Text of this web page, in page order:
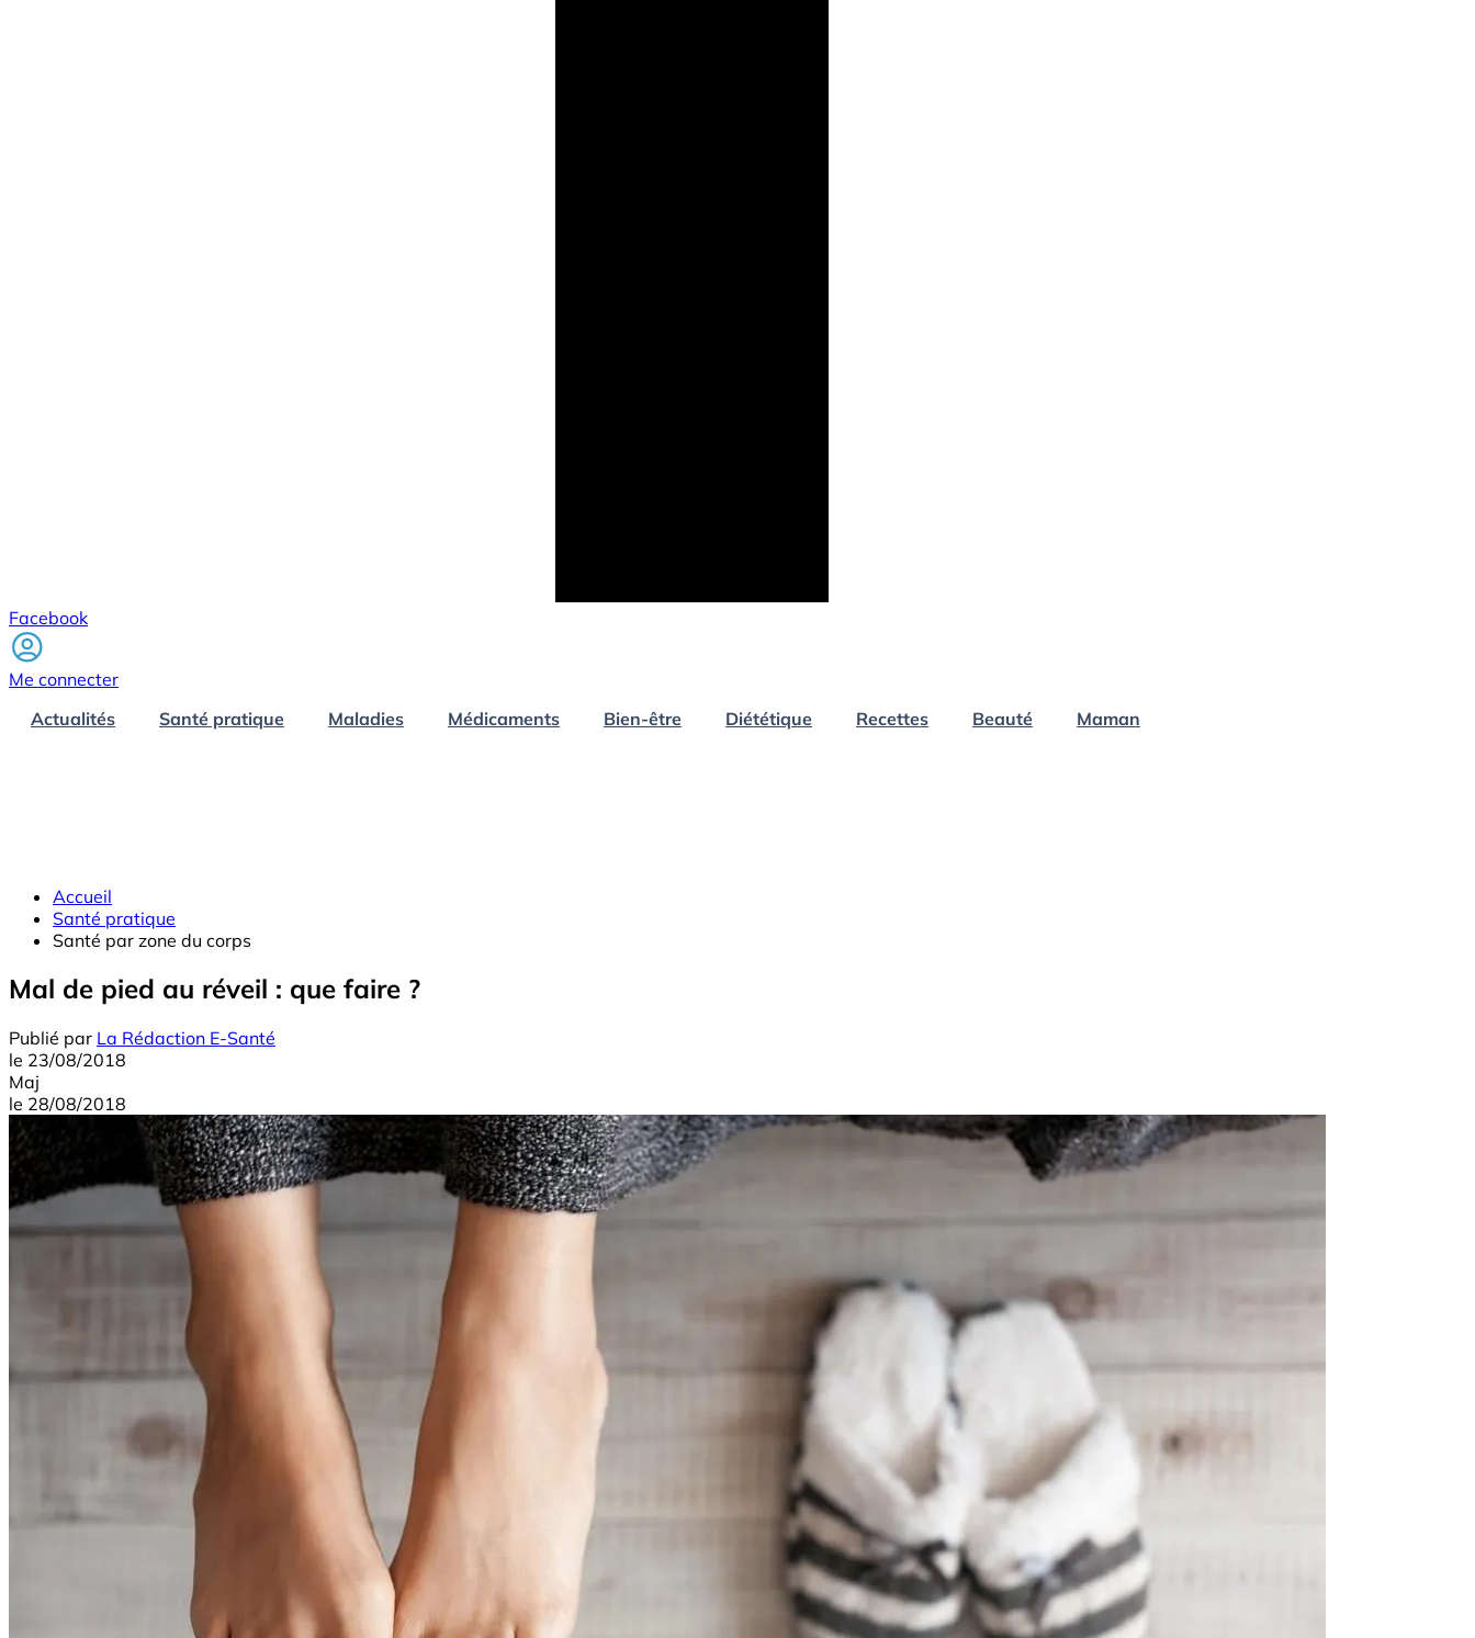
Facebook
Me connecter
Actualités
Santé pratique Maladies Médicaments Bien-être Diététique Recettes Beauté Maman
Accueil
Santé pratique
Santé par zone du corps
Mal de pied au réveil : que faire ?
Publié par La Rédaction E-Santé
le 23/08/2018
Maj
le 28/08/2018